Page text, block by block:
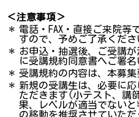
＜注意事項＞
＊ 電話・FAX・直接ご来院等
すので、予めご了承くださ
＊ お申込・抽選後、ご受講
に受講規約同意書へご署名
＊ 受講規約の内容は、本募集
＊ 新規の受講生は、必要に
ただきます(小テスト、講
果、レベルが適当でない
の移動を推奨させていた